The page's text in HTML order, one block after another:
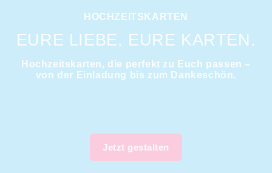
HOCHZEITSKARTEN
EURE LIEBE. EURE KARTEN.
Hochzeitskarten, die perfekt zu Euch passen –
von der Einladung bis zum Dankeschön.
Jetzt gestalten